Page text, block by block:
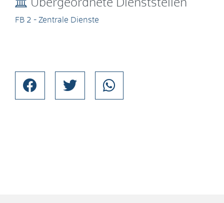
Übergeordnete Dienststellen
FB 2 - Zentrale Dienste